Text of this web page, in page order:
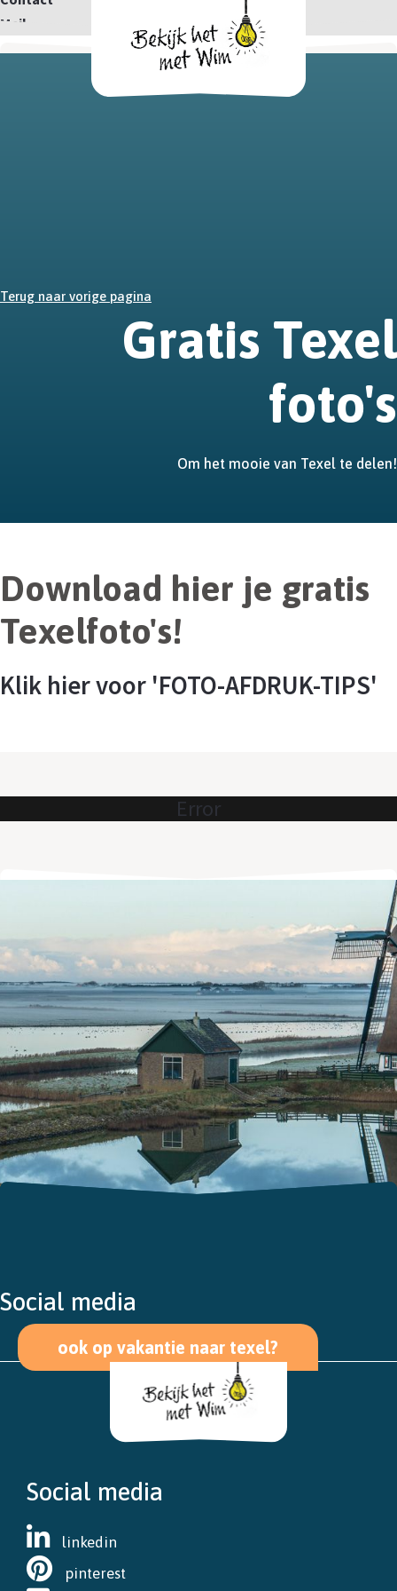
Mail
Terug naar vorige pagina
Gratis Texel
foto's
Om het mooie van Texel te delen!
Download hier je gratis
Texelfoto's!
Klik hier voor 'FOTO-AFDRUK-TIPS'
Error
Social media
ook op vakantie naar texel?
Social media
linkedin
pinterest